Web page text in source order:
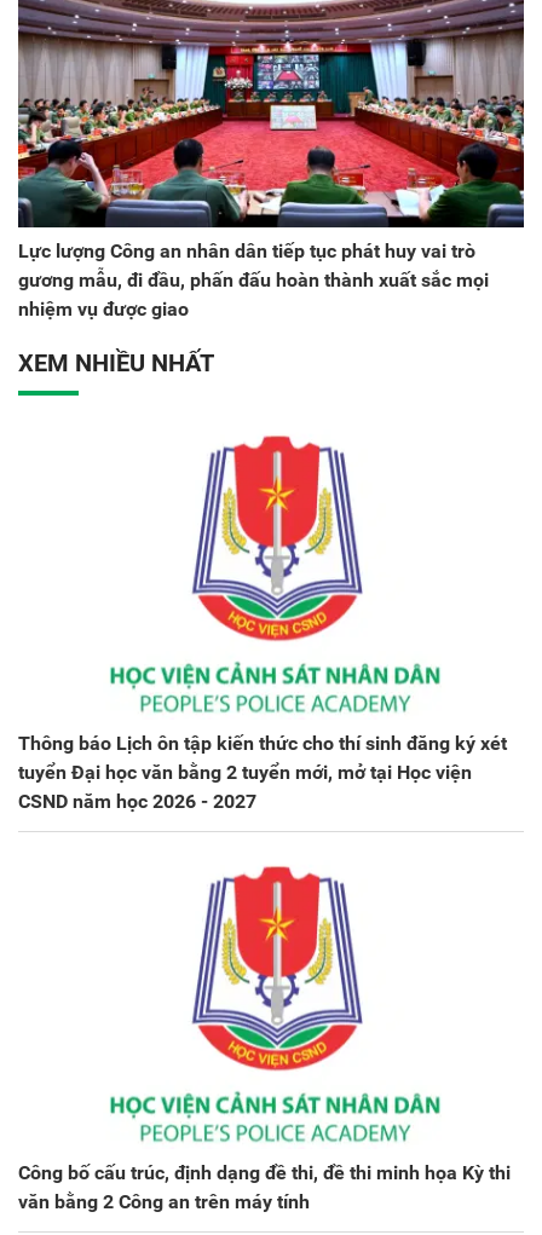
Lực lượng Công an nhân dân tiếp tục phát huy vai trò
gương mẫu, đi đầu, phấn đấu hoàn thành xuất sắc mọi
nhiệm vụ được giao
XEM NHIỀU NHẤT
Thông báo Lịch ôn tập kiến thức cho thí sinh đăng ký xét
tuyển Đại học văn bằng 2 tuyển mới, mở tại Học viện
CSND năm học 2026 - 2027
Công bố cấu trúc, định dạng đề thi, đề thi minh họa Kỳ thi
văn bằng 2 Công an trên máy tính